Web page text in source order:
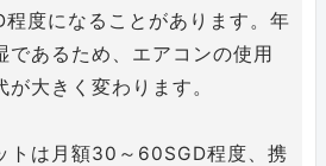
度になることがあります。年
であるため、エアコンの使用
大きく変わります。
トは月額30～60SGD程度、携